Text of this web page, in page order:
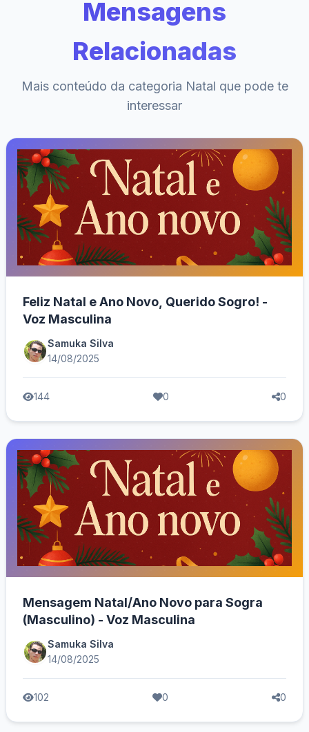
Mensagens
Relacionadas
Mais conteúdo da categoria Natal que pode te
interessar
Feliz Natal e Ano Novo, Querido Sogro! -
Voz Masculina
Samuka Silva
14/08/2025
144 0 0
Mensagem Natal/Ano Novo para Sogra
(Masculino) - Voz Masculina
Samuka Silva
14/08/2025
102 0 0